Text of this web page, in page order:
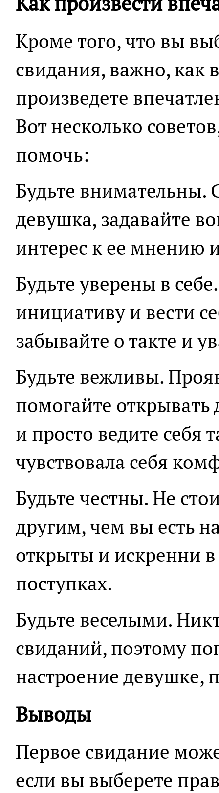
Кроме того, что вы
свидания, важно, как
произведете
Вот несколько
помочь:
Будьте внимательны.
девушка, задавайте
интерес к ее мнению
Будьте уверены в
инициативу и вести
забывайте о такте и
Будьте вежливы.
помогайте открывать
и просто ведите себя
чувствовала себя
Будьте честны. Не
другим, чем вы есть
открыты и искренни
поступках.
Будьте веселыми.
свиданий, поэтому
настроение девушке,
Выводы
Первое свидание
если вы выберете